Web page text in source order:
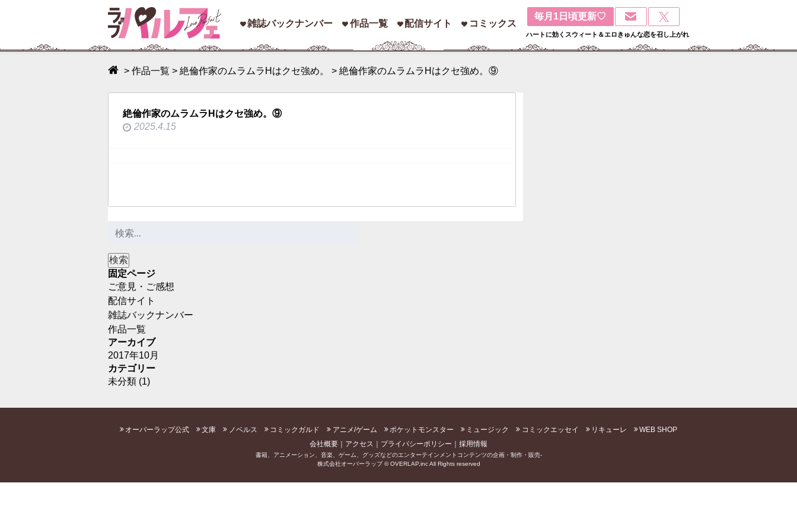
雑誌バックナンバー 作品一覧 配信サイト コミックス
毎月1日頃更新♡
ハートに効くスウィート＆エロきゅんな恋を召し上がれ
> 作品一覧 > 絶倫作家のムラムラHはクセ強め。 > 絶倫作家のムラムラHはクセ強め。⑨
絶倫作家のムラムラHはクセ強め。⑨
2025.4.15
固定ページ
ご意見・ご感想
配信サイト
雑誌バックナンバー
作品一覧
アーカイブ
2017年10月
カテゴリー
未分類 (1)
オーバーラップ公式 文庫 ノベルス コミックガルド アニメ/ゲーム ポケットモンスター ミュージック コミックエッセイ リキューレ
WEB SHOP
会社概要
アクセス プライバシーポリシー 採用情報
書籍、アニメーション、音楽、ゲーム、グッズなどのエンターテインメントコンテンツの企画・制作・販売-
株式会社オーバーラップ © OVERLAP,inc All Rights reserved